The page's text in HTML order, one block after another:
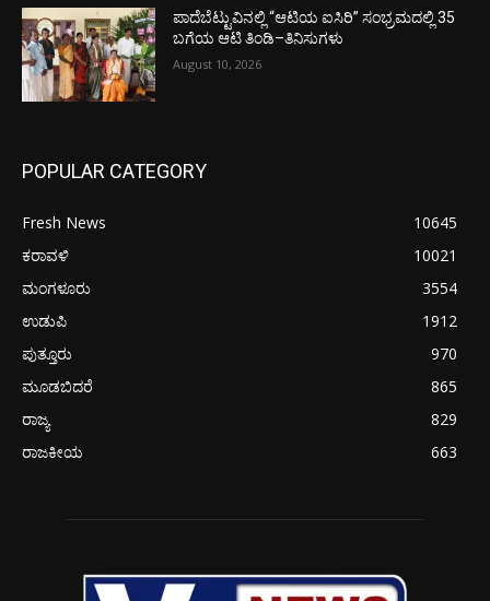
ಪಾದೆಬೆಟ್ಟುವಿನಲ್ಲಿ “ಆಟಿಯ ಐಸಿರಿ’’ ಸಂಭ್ರಮದಲ್ಲಿ 35
ಬಗೆಯ ಆಟಿ ತಿಂಡಿ–ತಿನಿಸುಗಳು
August 10, 2026
POPULAR CATEGORY
Fresh News
10645
ಕರಾವಳಿ
10021
ಮಂಗಳೂರು
3554
ಉಡುಪಿ
1912
ಪುತ್ತೂರು
970
ಮೂಡಬಿದರೆ
865
ರಾಜ್ಯ
829
ರಾಜಕೀಯ
663